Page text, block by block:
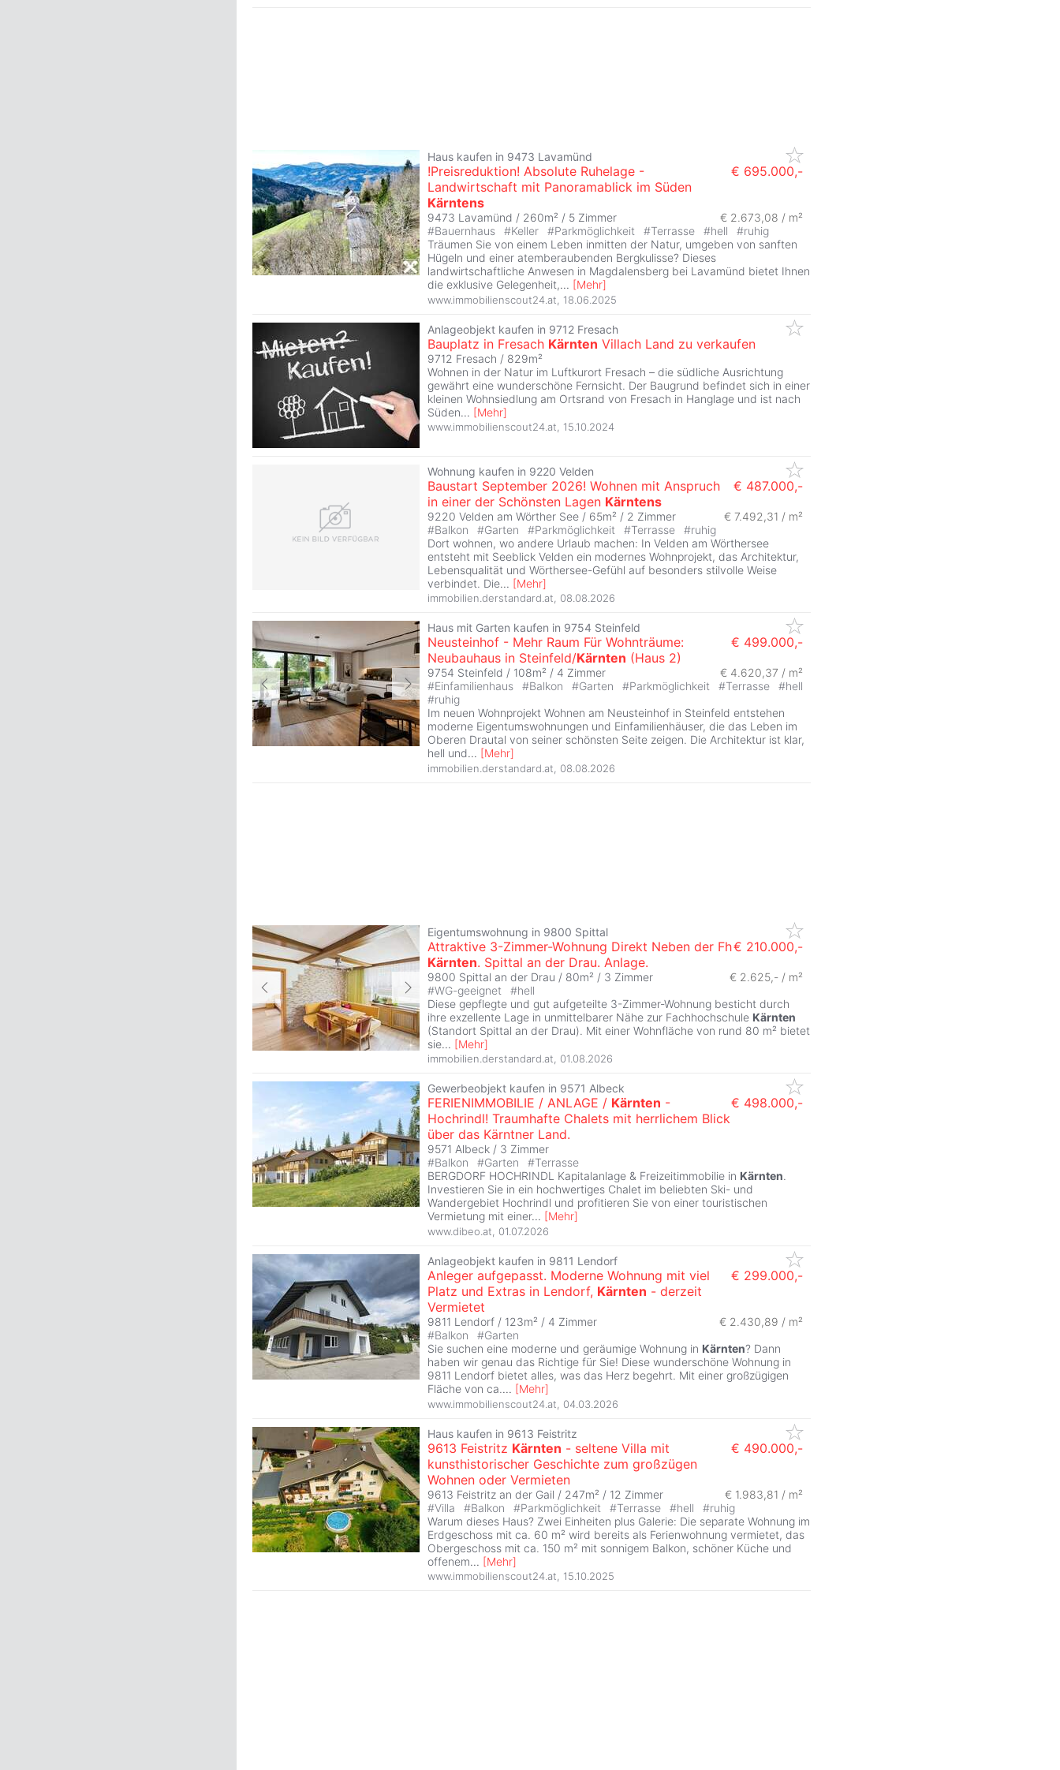
Haus kaufen in 9473 Lavamünd
!Preisreduktion! Absolute Ruhelage -
Landwirtschaft mit Panoramablick im Süden
Kärntens
€ 695.000,-
9473 Lavamünd / 260m² / 5 Zimmer
€ 2.673,08 / m²
#Bauernhaus #Keller #Parkmöglichkeit #Terrasse #hell #ruhig
Träumen Sie von einem Leben inmitten der Natur, umgeben von sanften
Hügeln und einer atemberaubenden Bergkulisse? Dieses
landwirtschaftliche Anwesen in Magdalensberg bei Lavamünd bietet Ihnen
die exklusive Gelegenheit,... [Mehr]
www.immobilienscout24.at 18.06.2025
Anlageobjekt kaufen in 9712 Fresach
Bauplatz in Fresach Kärnten Villach Land zu verkaufen
9712 Fresach / 829m²
Wohnen in der Natur im Luftkurort Fresach – die südliche Ausrichtung
gewährt eine wunderschöne Fernsicht. Der Baugrund befindet sich in einer
kleinen Wohnsiedlung am Ortsrand von Fresach in Hanglage und ist nach
Süden... [Mehr]
www.immobilienscout24.at 15.10.2024
Wohnung kaufen in 9220 Velden
Baustart September 2026! Wohnen mit Anspruch
in einer der Schönsten Lagen Kärntens
€ 487.000,-
9220 Velden am Wörther See / 65m² / 2 Zimmer
€ 7.492,31 / m²
#Balkon #Garten #Parkmöglichkeit #Terrasse #ruhig
Dort wohnen, wo andere Urlaub machen: In Velden am Wörthersee
entsteht mit Seeblick Velden ein modernes Wohnprojekt, das Architektur,
Lebensqualität und Wörthersee-Gefühl auf besonders stilvolle Weise
verbindet. Die... [Mehr]
immobilien.derstandard.at 08.08.2026
Haus mit Garten kaufen in 9754 Steinfeld
Neusteinhof - Mehr Raum Für Wohnträume:
Neubauhaus in Steinfeld/Kärnten (Haus 2)
€ 499.000,-
9754 Steinfeld / 108m² / 4 Zimmer € 4.620,37 / m²
#Einfamilienhaus #Balkon #Garten #Parkmöglichkeit #Terrasse #hell
#ruhig
Im neuen Wohnprojekt Wohnen am Neusteinhof in Steinfeld entstehen
moderne Eigentumswohnungen und Einfamilienhäuser, die das Leben im
Oberen Drautal von seiner schönsten Seite zeigen. Die Architektur ist klar,
hell und... [Mehr]
immobilien.derstandard.at 08.08.2026
Eigentumswohnung in 9800 Spittal
Attraktive 3-Zimmer-Wohnung Direkt Neben der Fh
Kärnten. Spittal an der Drau. Anlage.
€ 210.000,-
9800 Spittal an der Drau / 80m² / 3 Zimmer € 2.625,- / m²
#WG-geeignet #hell
Diese gepflegte und gut aufgeteilte 3-Zimmer-Wohnung besticht durch
ihre exzellente Lage in unmittelbarer Nähe zur Fachhochschule Kärnten
(Standort Spittal an der Drau). Mit einer Wohnfläche von rund 80 m² bietet
sie... [Mehr]
immobilien.derstandard.at, 01.08.2026
Gewerbeobjekt kaufen in 9571 Albeck
FERIENIMMOBILIE / ANLAGE / Kärnten -
Hochrindl! Traumhafte Chalets mit herrlichem Blick
über das Kärntner Land.
€ 498.000,-
9571 Albeck / 3 Zimmer
#Balkon #Garten #Terrasse
BERGDORF HOCHRINDL Kapitalanlage & Freizeitimmobilie in Kärnten.
Investieren Sie in ein hochwertiges Chalet im beliebten Ski- und
Wandergebiet Hochrindl und profitieren Sie von einer touristischen
Vermietung mit einer... [Mehr]
www.dibeo.at 01.07.2026
Anlageobjekt kaufen in 9811 Lendorf
Anleger aufgepasst. Moderne Wohnung mit viel
Platz und Extras in Lendorf, Kärnten - derzeit
Vermietet
€ 299.000,-
9811 Lendorf / 123m² / 4 Zimmer
€ 2.430,89 / m²
#Balkon #Garten
Sie suchen eine moderne und geräumige Wohnung in Kärnten? Dann
haben wir genau das Richtige für Sie! Diese wunderschöne Wohnung in
9811 Lendorf bietet alles, was das Herz begehrt. Mit einer großzügigen
Fläche von ca.... [Mehr]
www.immobilienscout24.at 04.03.2026
Haus kaufen in 9613 Feistritz
9613 Feistritz Kärnten - seltene Villa mit
kunsthistorischer Geschichte zum großzügen
Wohnen oder Vermieten
€ 490.000,-
9613 Feistritz an der Gail / 247m² / 12 Zimmer
€ 1.983,81 / m²
#Villa #Balkon #Parkmöglichkeit #Terrasse #hell #ruhig
Warum dieses Haus? Zwei Einheiten plus Galerie: Die separate Wohnung im
Erdgeschoss mit ca. 60 m² wird bereits als Ferienwohnung vermietet, das
Obergeschoss mit ca. 150 m² mit sonnigem Balkon, schöner Küche und
offenem... [Mehr]
www.immobilienscout24.at 15.10.2025